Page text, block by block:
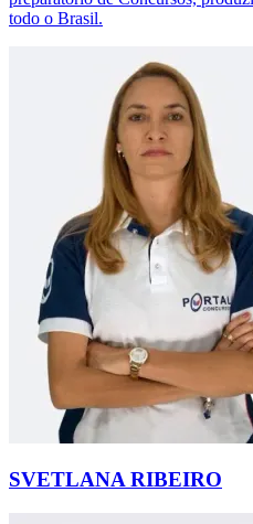
todo o Brasil.
SVETLANA RIBEIRO